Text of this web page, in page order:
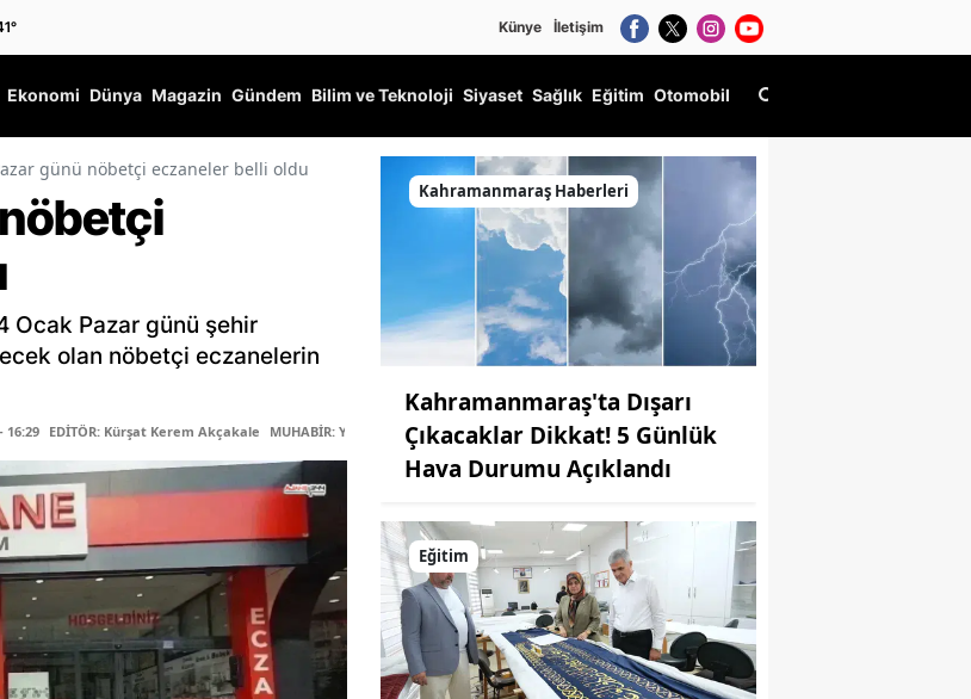
° Künye İletişim
Ekonomi Dünya Magazin Gündem Bilim ve Teknoloji Siyaset Sağlık Eğitim Otomobil
günü nöbetçi eczaneler belli oldu
Ocak Pazar günü şehir
olan nöbetçi eczanelerin
16:29 EDİTÖR: Kürşat Kerem Akçakale MUHABİR: Yadigar Jira
Kahramanmaraş Haberleri
Kahramanmaraş'ta Dışarı
Çıkacaklar Dikkat! 5 Günlük
Hava Durumu Açıklandı
Eğitim